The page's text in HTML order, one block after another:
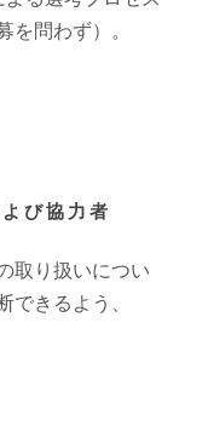
を問わず）。
び協力者
取り扱いについ
できるよう、